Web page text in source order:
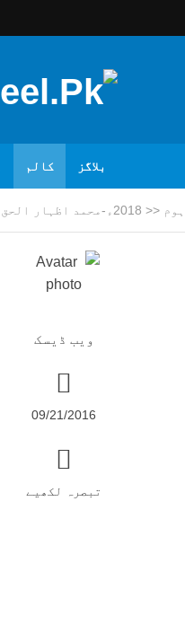
بلاگز کالم
ہوم << 2018ء-محمد اظہار الحق
ویب ڈیسک
09/21/2016
تبصرہ لکھیے